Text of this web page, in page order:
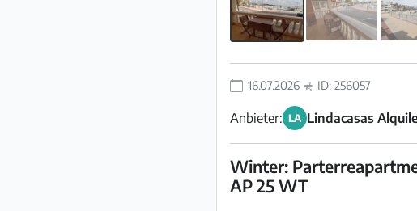
16.07.2026 ID: 256057
Anbieter: LA Lindacasas
Winter:
AP 25 WT